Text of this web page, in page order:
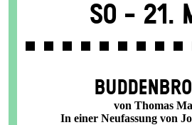
So - 21.
von Thomas
In einer Neufassung von